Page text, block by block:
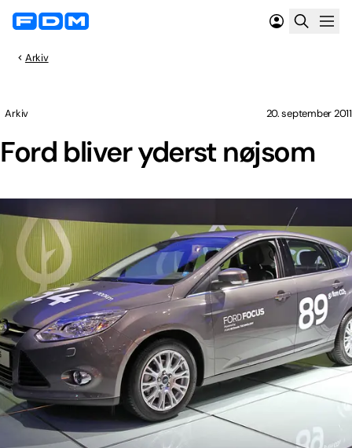
Arkiv
Ford bliver yderst nøjsom
Arkiv 20. september 2011